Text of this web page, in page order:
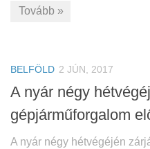
Tovább »
BELFÖLD 2 JÚN, 2017
A nyár négy
gépjárműforgalom
A nyár négy hétvégéjén